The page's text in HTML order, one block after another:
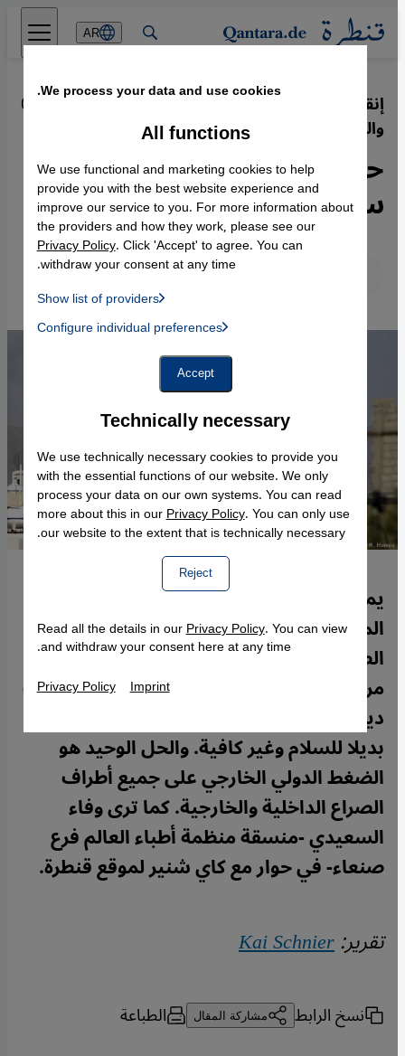
Direkt zum Inhalt springen
AR
إنقاذ اليمن من الهلاك بين الحوثي
والحكومة والإمارات وإيران والسعودية
·
02.08.2018
حل حرب اليمن داخلياً فكرة
ساذجة والشعب هو الضحية
English عربي
يمنيون يتضورون جوعا، ويمنيات يلاقيهن
الموت وأطفالهن في أحشائهن لقلة الرعاية
الصحية. أما أصحاب المناصب في اليمن فهم
مرتاحون لأنه ما كان لهم الوصول إليها بطريقة
ديمقراطية. لكن المساعدة الإنسانية ليست
بديلا للسلام وغير كافية. والحل الوحيد هو
الضغط الدولي الخارجي على جميع أطراف
الصراع الداخلية والخارجية. كما ترى وفاء
السعيدي -منسقة منظمة أطباء العالم فرع
صنعاء- في حوار مع كاي شنير لموقع قنطرة.
تقرير:Kai Schnier
نسخ الرابط مشاركة المقال الطباعة
We process your data and use cookies.
Technically necessary
We use technically necessary cookies to provide you
with the essential functions of our website. We only
process your data on our own systems. You can read
more about this in ourPrivacy Policy. You can only use
our website to the extent that is technically necessary.
Reject
All functions
We use functional and marketing cookies to help
provide you with the best website experience and
improve our service to you. For more information about
the providers and how they work, please see our
Privacy Policy. Click 'Accept' to agree. You can
withdraw your consent at any time.
Show list of providers
Instagram Embed, Twitter Embed, Youtube Embed
Facebook Embed / Facebook Connect
Google Maps Embed
Configure individual preferences
Accept
Read all the details in ourPrivacy Policy. You can view
and withdraw your consent here at any time.
Privacy Policy Imprint